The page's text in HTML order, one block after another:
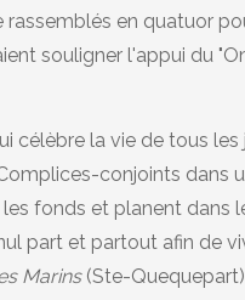
en quatuor
souligner l'appui du
célèbre la vie de tous les
conjoints dans
les fonds et planent dans
part et partout afin de
Marins(Ste-